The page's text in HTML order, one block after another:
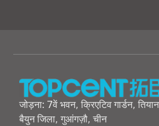
जोड़ना: 7वें भवन, क्रिएटिव गार्डन,
बैयुन जिला, गुआंगज़ौ, चीन